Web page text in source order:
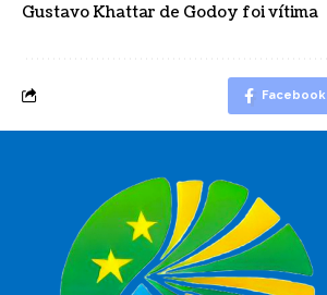
Gustavo Khattar de Godoy foi vítima
Facebook